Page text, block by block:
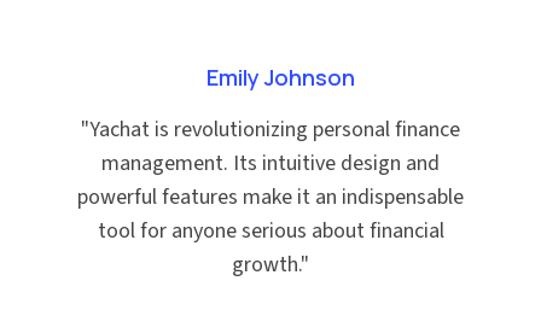
Emily Johnson
"Yachat is revolutionizing personal finance
management. Its intuitive design and
powerful features make it an indispensable
tool for anyone serious about financial
growth."